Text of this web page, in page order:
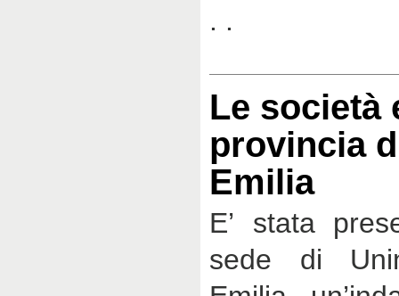
. .
Le società
provincia
Emilia
E’ stata
sede di